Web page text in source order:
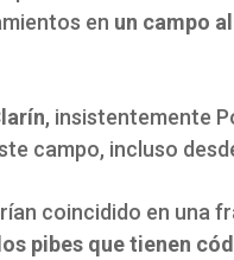
en un campo
, insistentemente
campo, incluso
coincidido en una
pibes que tienen